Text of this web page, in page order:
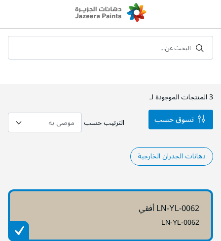
البحث عن...
3المنتجات الموجودة لـ
الترتيب حسب
دهانات الجدران الخارجية
LN-YL-0062 أفقي
LN-YL-0062
تسوق حسب